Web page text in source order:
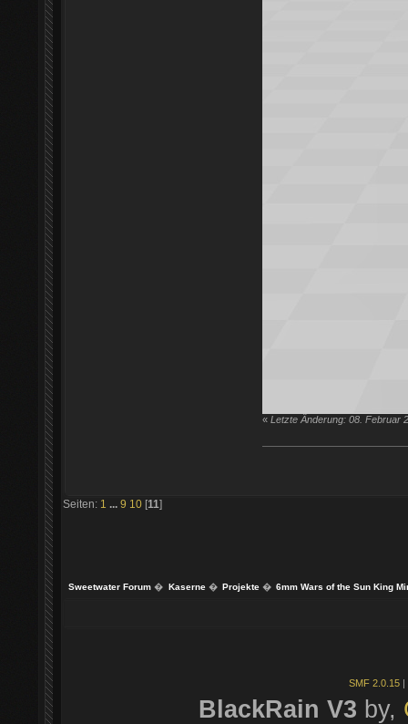
« Letzte Änderung: 08. Februar
Seiten: 1 ... 9 10 [11]
Sweetwater Forum � Kaserne� Projekte� 6mm Wars of the Sun King
SMF 2.0.15 |
BlackRain V3 by,